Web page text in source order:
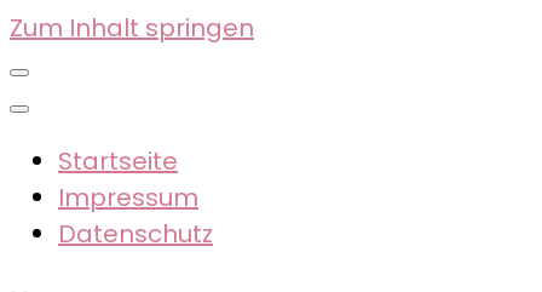
Zum Inhalt springen
Startseite
Impressum
Datenschutz